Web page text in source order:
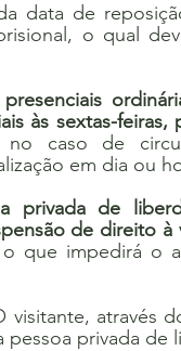
data de
o qual
presenciais
às sextas-
no caso de
em dia ou
privada de
de direito
que impedirá o
visitante, através
pessoa privada de